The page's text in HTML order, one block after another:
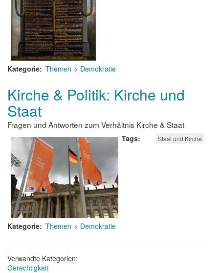
Kategorie Themen Demokratie
Kirche & Politik: Kirche und
Staat
Fragen und Antworten zum Verhältnis Kirche & Staat
Tags Staat und Kirche
Kategorie Themen Demokratie
Verwandte Kategorien:
Gerechtigkeit